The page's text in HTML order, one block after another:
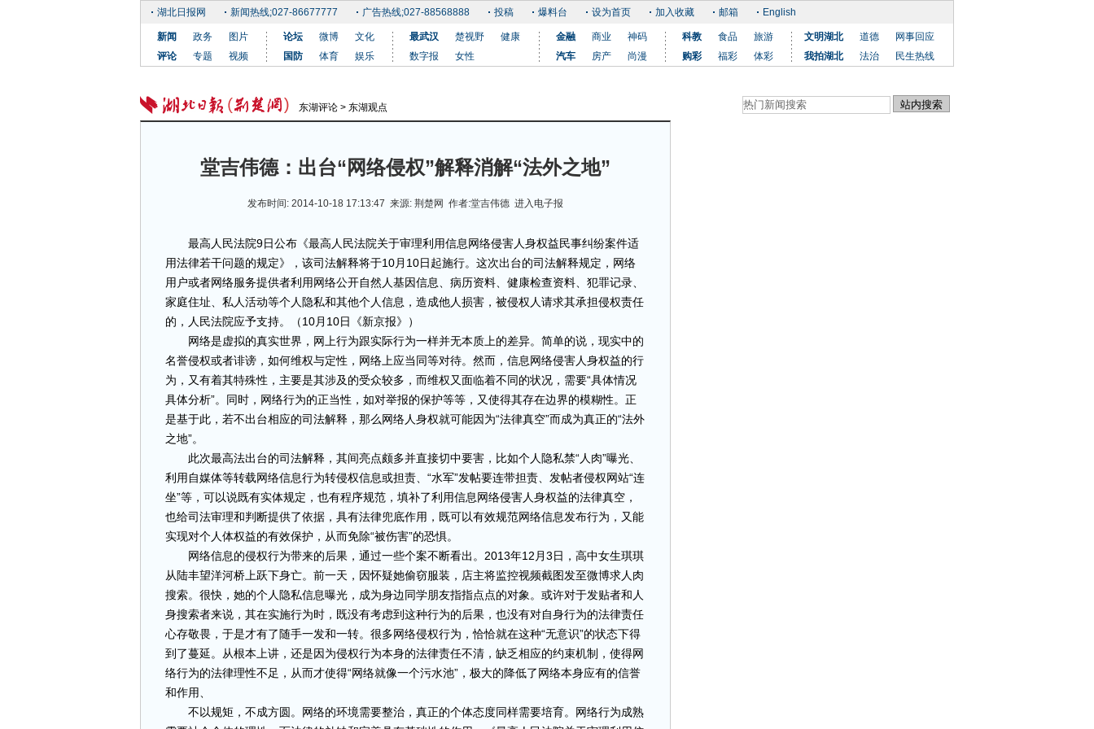
湖北日报网 新闻热线;027-86677777 广告热线;027-88568888 投稿 爆料台 设为首页 加入收藏 邮箱 English
新闻 政务
图片
评论
专题 视频
论坛 微博
文化
国防
体育 娱乐
最武汉 楚视野
健康
数字报
女性
金融 商业
神码
汽车
房产 尚漫
科教 食品
旅游
购彩
福彩 体彩
文明湖北 道德
网事回应
我拍湖北
法治 民生热线
东湖评论 > 东湖观点
堂吉伟德：出台“网络侵权”解释消解“法外之地”
发布时间: 2014-10-18 17:13:47 来源: 荆楚网 作者:堂吉伟德 进入电子报
最高人民法院9日公布《最高人民法院关于审理利用信息网络侵害人身权益民事纠纷案件适
用法律若干问题的规定》，该司法解释将于10月10日起施行。这次出台的司法解释规定，网络
用户或者网络服务提供者利用网络公开自然人基因信息、病历资料、健康检查资料、犯罪记录、
家庭住址、私人活动等个人隐私和其他个人信息，造成他人损害，被侵权人请求其承担侵权责任
的，人民法院应予支持。（10月10日《新京报》）
网络是虚拟的真实世界，网上行为跟实际行为一样并无本质上的差异。简单的说，现实中的
名誉侵权或者诽谤，如何维权与定性，网络上应当同等对待。然而，信息网络侵害人身权益的行
为，又有着其特殊性，主要是其涉及的受众较多，而维权又面临着不同的状况，需要“具体情况
具体分析”。同时，网络行为的正当性，如对举报的保护等等，又使得其存在边界的模糊性。正
是基于此，若不出台相应的司法解释，那么网络人身权就可能因为“法律真空”而成为真正的“法外
之地”。
此次最高法出台的司法解释，其间亮点颇多并直接切中要害，比如个人隐私禁“人肉”曝光、
利用自媒体等转载网络信息行为转侵权信息或担责、“水军”发帖要连带担责、发帖者侵权网站“连
坐”等，可以说既有实体规定，也有程序规范，填补了利用信息网络侵害人身权益的法律真空，
也给司法审理和判断提供了依据，具有法律兜底作用，既可以有效规范网络信息发布行为，又能
实现对个人体权益的有效保护，从而免除“被伤害”的恐惧。
网络信息的侵权行为带来的后果，通过一些个案不断看出。2013年12月3日，高中女生琪琪
从陆丰望洋河桥上跃下身亡。前一天，因怀疑她偷窃服装，店主将监控视频截图发至微博求人肉
搜索。很快，她的个人隐私信息曝光，成为身边同学朋友指指点点的对象。或许对于发贴者和人
身搜索者来说，其在实施行为时，既没有考虑到这种行为的后果，也没有对自身行为的法律责任
心存敬畏，于是才有了随手一发和一转。很多网络侵权行为，恰恰就在这种“无意识”的状态下得
到了蔓延。从根本上讲，还是因为侵权行为本身的法律责任不清，缺乏相应的约束机制，使得网
络行为的法律理性不足，从而才使得“网络就像一个污水池”，极大的降低了网络本身应有的信誉
和作用、
不以规矩，不成方圆。网络的环境需要整治，真正的个体态度同样需要培育。网络行为成熟